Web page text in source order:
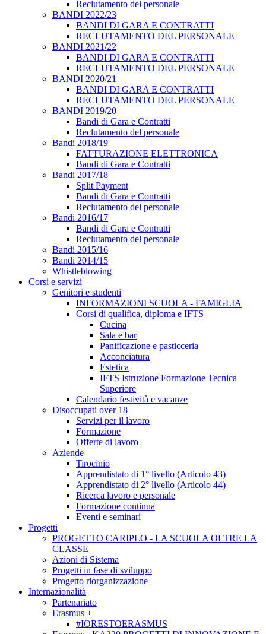
Reclutamento del personale
BANDI 2022/23
BANDI DI GARA E CONTRATTI
RECLUTAMENTO DEL PERSONALE
BANDI 2021/22
BANDI DI GARA E CONTRATTI
RECLUTAMENTO DEL PERSONALE
BANDI 2020/21
BANDI DI GARA E CONTRATTI
RECLUTAMENTO DEL PERSONALE
BANDI 2019/20
Bandi di Gara e Contratti
Reclutamento del personale
Bandi 2018/19
FATTURAZIONE ELETTRONICA
Bandi di Gara e Contratti
Bandi 2017/18
Split Payment
Bandi di Gara e Contratti
Reclutamento del personale
Bandi 2016/17
Bandi di Gara e Contratti
Reclutamento del personale
Bandi 2015/16
Bandi 2014/15
Whistleblowing
Corsi e servizi
Genitori e studenti
INFORMAZIONI SCUOLA - FAMIGLIA
Corsi di qualifica, diploma e IFTS
Cucina
Sala e bar
Panificazione e pasticceria
Acconciatura
Estetica
IFTS Istruzione Formazione Tecnica
Superiore
Calendario festività e vacanze
Disoccupati over 18
Servizi per il lavoro
Formazione
Offerte di lavoro
Aziende
Tirocinio
Apprendistato di 1° livello (Articolo 43)
Apprendistato di 2° livello (Articolo 44)
Ricerca lavoro e personale
Formazione continua
Eventi e seminari
Progetti
PROGETTO CARIPLO - LA SCUOLA OLTRE LA
CLASSE
Azioni di Sistema
Progetti in fase di sviluppo
Progetto riorganizzazione
Internazionalità
Partenariato
Erasmus +
#IORESTOERASMUS